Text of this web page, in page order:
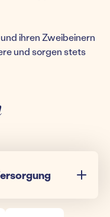
ihren Zweibeinern
und sorgen stets